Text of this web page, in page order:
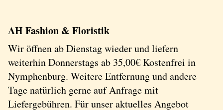
AH Fashion & Floristik
Wir öffnen ab Dienstag wieder und liefern
weiterhin Donnerstags ab 35,00€ Kostenfrei in
Nymphenburg. Weitere Entfernung und andere
Tage natürlich gerne auf Anfrage mit
Liefergebühren. Für unser aktuelles Angebot